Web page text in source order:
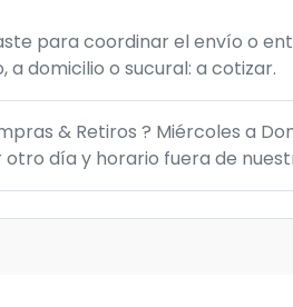
para coordinar el envío o
domicilio o sucural: a cotizar.
& Retiros ? Miércoles a
día y horario fuera de